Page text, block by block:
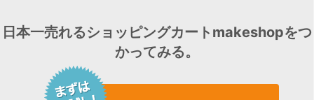
日本一売れるショッピングカートmakeshopをつ
かってみる。